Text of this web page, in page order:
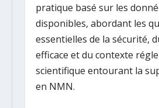
pratique basé sur les
disponibles, abordant les
essentielles de la sécurité,
efficace et du contexte
scientifique entourant la
en NMN.